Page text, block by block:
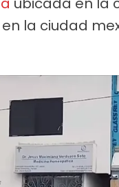
la ciudad